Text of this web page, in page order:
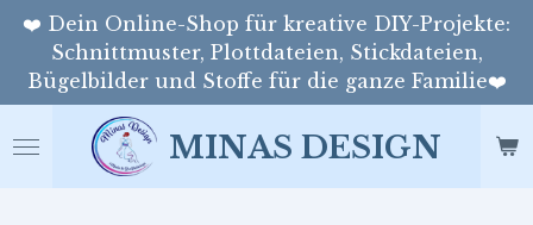
Zum
Hauptinhalt
springen
MINAS DESIGN
❤️ Dein Online-Shop für kreative DIY-Projekte:
Schnittmuster, Plottdateien, Stickdateien,
Bügelbilder und Stoffe für die ganze Familie❤️